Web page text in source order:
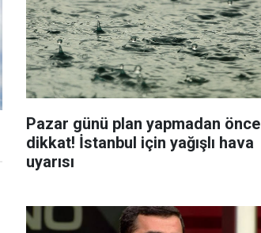
Pazar günü plan yapmadan önce
dikkat! İstanbul için yağışlı hava
uyarısı